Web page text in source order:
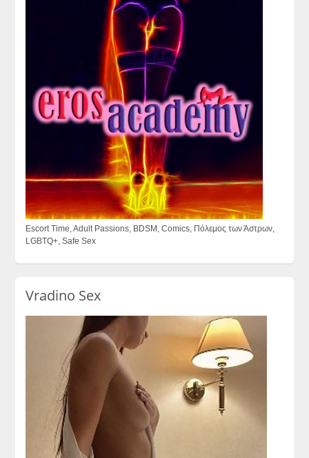
Escort Time, Adult Passions, BDSM, Comics, Πόλεμος των Άστρων,
LGBTQ+, Safe Sex
Vradino Sex